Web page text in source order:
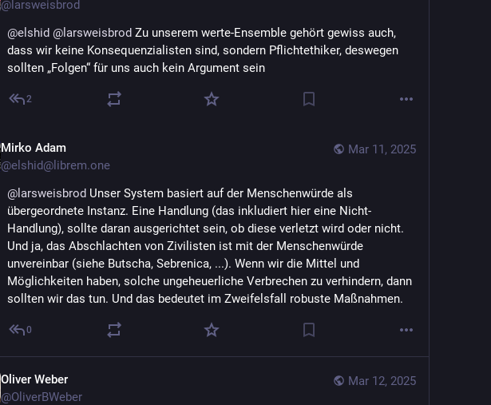
@larsweisbrod
@elshid @ larsweisbrod Zu unserem werte-Ensemble gehört gewiss auch,
dass wir keine Konsequenzialisten sind, sondern Pflichtethiker, deswegen
sollten „Folgen“ für uns auch kein Argument sein
2
Mar 11, 2025
Mirko Adam
@elshid@librem.one
@ larsweisbrod Unser System basiert auf der Menschenwürde als
übergeordnete Instanz. Eine Handlung (das inkludiert hier eine Nicht-
Handlung), sollte daran ausgerichtet sein, ob diese verletzt wird oder nicht.
Und ja, das Abschlachten von Zivilisten ist mit der Menschenwürde
unvereinbar (siehe Butscha, Sebrenica, ...). Wenn wir die Mittel und
Möglichkeiten haben, solche ungeheuerliche Verbrechen zu verhindern, dann
sollten wir das tun. Und das bedeutet im Zweifelsfall robuste Maßnahmen.
0
Mar 12, 2025
Oliver Weber
@OliverBWeber